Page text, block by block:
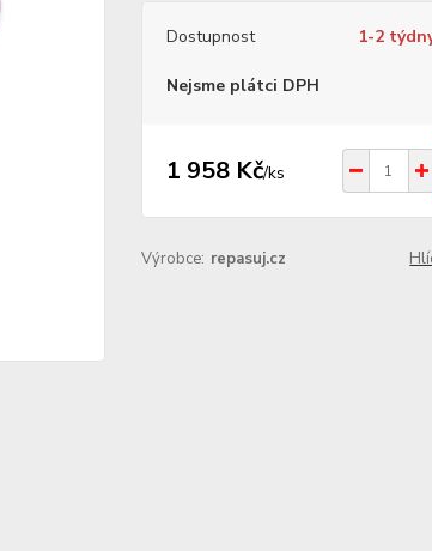
Dostupnost 1-2
Nejsme plátci DPH
1 958 Kč/ks
Výrobce: repasuj.cz